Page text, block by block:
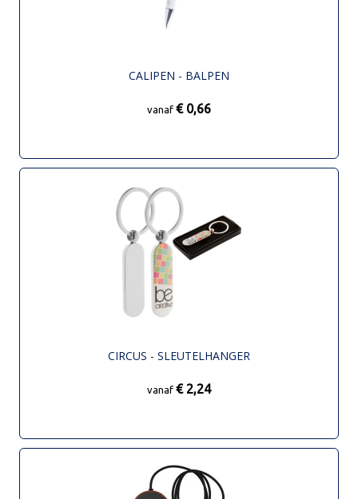
CALIPEN - BALPEN
vanaf € 0,66
CIRCUS - SLEUTELHANGER
vanaf € 2,24